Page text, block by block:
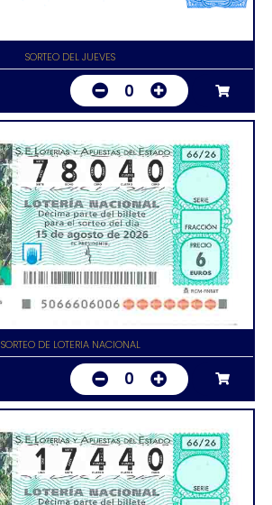
SORTEO DEL JUEVES
0
SORTEO DE LOTERIA NACIONAL
0